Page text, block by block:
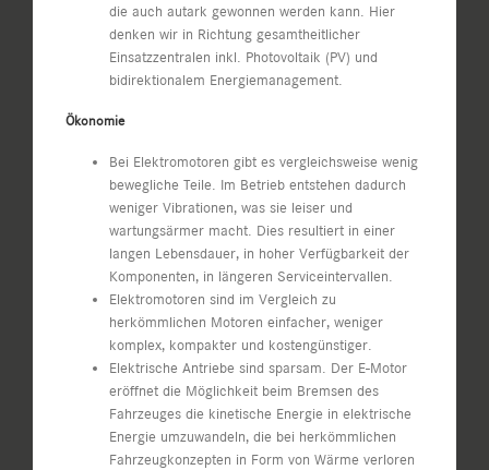
die auch autark gewonnen werden kann. Hier
denken wir in Richtung gesamtheitlicher
Einsatzzentralen inkl. Photovoltaik (PV) und
bidirektionalem Energiemanagement.
Ökonomie
Bei Elektromotoren gibt es vergleichsweise wenig
bewegliche Teile. Im Betrieb entstehen dadurch
weniger Vibrationen, was sie leiser und
wartungsärmer macht. Dies resultiert in einer
langen Lebensdauer, in hoher Verfügbarkeit der
Komponenten, in längeren Serviceintervallen.
Elektromotoren sind im Vergleich zu
herkömmlichen Motoren einfacher, weniger
komplex, kompakter und kostengünstiger.
Elektrische Antriebe sind sparsam. Der E-Motor
eröffnet die Möglichkeit beim Bremsen des
Fahrzeuges die kinetische Energie in elektrische
Energie umzuwandeln, die bei herkömmlichen
Fahrzeugkonzepten in Form von Wärme verloren